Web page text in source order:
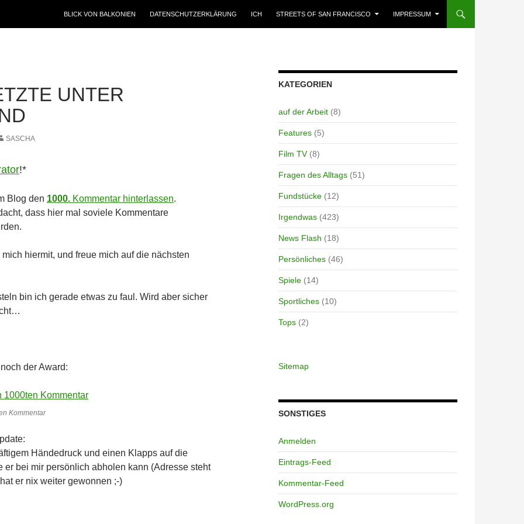
BLICK VON BALKONIEN DATENSCHUTZERKLÄRUNG ICH STREETS OF SAN FRANCISCO IMPRESSUM
UNTER
SASCHA
!*
Blog den 1000. Kommentar hinterlassen.
dass hier mal soviele Kommentare
mich hiermit, und freue mich auf die nächsten
bin ich gerade etwas zu faul. Wird aber sicher
der Award:
Kommentar
Händedruck und einen Klapps auf die
er bei mir persönlich abholen kann (Adresse steht
er nix weiter gewonnen ;-)
KATEGORIEN
auf der Arbeit (8)
Features (5)
Film TV(8)
Fragen des Alltags (51)
Fundstücke (12)
Irgendwas (423)
News Flash (18)
Persönliches (46)
Spiele (14)
Sportliches (10)
Tops (2)
Sitemap
SONSTIGES
Anmelden
Eintrags-Feed
Kommentar-Feed
WordPress.org